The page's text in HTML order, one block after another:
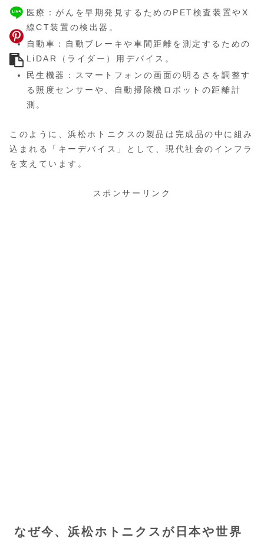
医療：がんを早期発見するためのPET検査装置やX
線CT装置の検出器。
自動車：自動ブレーキや車間距離を測定するための
LiDAR（ライダー）用デバイス。
民生機器：スマートフォンの画面の明るさを調整す
る照度センサーや、自動掃除機ロボットの距離計
測。
このように、浜松ホトニクスの製品は完成品の中に組み
込まれる「キーデバイス」として、現代社会のインフラ
を支えています。
スポンサーリンク
なぜ今、浜松ホトニクスが日本や世界